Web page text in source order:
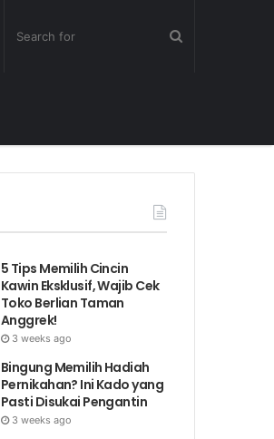
5 Tips Memilih Cincin
Kawin Eksklusif, Wajib Cek
Toko Berlian Taman
Anggrek!
3 weeks ago
Bingung Memilih Hadiah
Pernikahan? Ini Kado yang
Pasti Disukai Pengantin
3 weeks ago